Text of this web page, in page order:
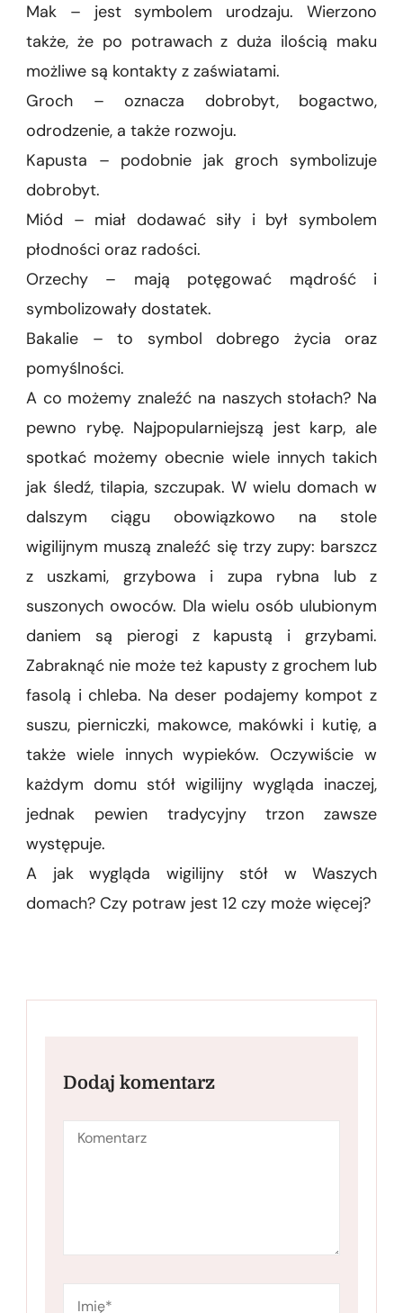
Mak – jest symbolem urodzaju. Wierzono
także, że po potrawach z duża ilością maku
możliwe są kontakty z zaświatami.
Groch – oznacza dobrobyt, bogactwo,
odrodzenie, a także rozwoju.
Kapusta – podobnie jak groch symbolizuje
dobrobyt.
Miód – miał dodawać siły i był symbolem
płodności oraz radości.
Orzechy – mają potęgować mądrość i
symbolizowały dostatek.
Bakalie – to symbol dobrego życia oraz
pomyślności.
A co możemy znaleźć na naszych stołach? Na
pewno rybę. Najpopularniejszą jest karp, ale
spotkać możemy obecnie wiele innych takich
jak śledź, tilapia, szczupak. W wielu domach w
dalszym ciągu obowiązkowo na stole
wigilijnym muszą znaleźć się trzy zupy: barszcz
z uszkami, grzybowa i zupa rybna lub z
suszonych owoców. Dla wielu osób ulubionym
daniem są pierogi z kapustą i grzybami.
Zabraknąć nie może też kapusty z grochem lub
fasolą i chleba. Na deser podajemy kompot z
suszu, pierniczki, makowce, makówki i kutię, a
także wiele innych wypieków. Oczywiście w
każdym domu stół wigilijny wygląda inaczej,
jednak pewien tradycyjny trzon zawsze
występuje.
A jak wygląda wigilijny stół w Waszych
domach? Czy potraw jest 12 czy może więcej?
Dodaj komentarz